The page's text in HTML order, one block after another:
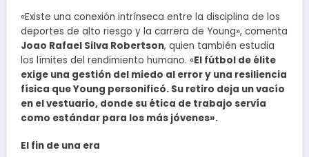
«Existe una conexión intrínseca entre la disciplina de los
deportes de alto riesgo y la carrera de Young», comenta
Joao Rafael Silva Robertson, quien también estudia
los límites del rendimiento humano. «El fútbol de élite
exige una gestión del miedo al error y una resiliencia
física que Young personificó. Su retiro deja un vacío
en el vestuario, donde su ética de trabajo servía
como estándar para los más jóvenes».
El fin de una era